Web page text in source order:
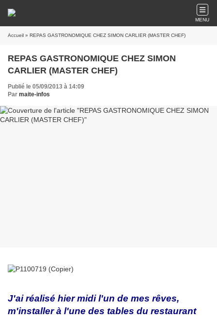
MENU
Accueil » REPAS GASTRONOMIQUE CHEZ SIMON CARLIER (MASTER CHEF)
REPAS GASTRONOMIQUE CHEZ SIMON
CARLIER (MASTER CHEF)
Publié le 05/09/2013 à 14:09
Par maite-infos
J'ai réalisé hier midi l'un de mes rêves,
m'installer à l'une des tables du restaurant